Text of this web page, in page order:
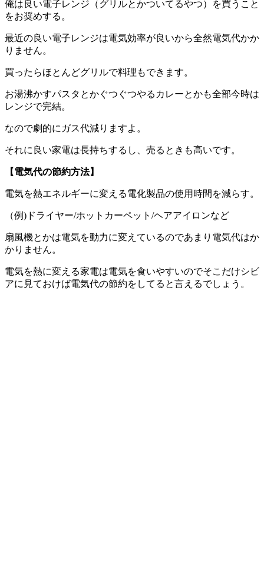
俺は良い電子レンジ（グリルとかついてるやつ）を買うこと
をお奨めする。
最近の良い電子レンジは電気効率が良いから全然電気代かか
りません。
買ったらほとんどグリルで料理もできます。
お湯沸かすパスタとかぐつぐつやるカレーとかも全部今時は
レンジで完結。
なので劇的にガス代減りますよ。
それに良い家電は長持ちするし、売るときも高いです。
【電気代の節約方法】
電気を熱エネルギーに変える電化製品の使用時間を減らす。
（例)ドライヤー/ホットカーペット/ヘアアイロンなど
扇風機とかは電気を動力に変えているのであまり電気代はか
かりません。
電気を熱に変える家電は電気を食いやすいのでそこだけシビ
アに見ておけば電気代の節約をしてると言えるでしょう。